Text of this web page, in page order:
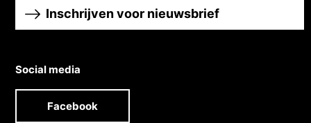
Inschrijven voor nieuwsbrief
Social media
Facebook